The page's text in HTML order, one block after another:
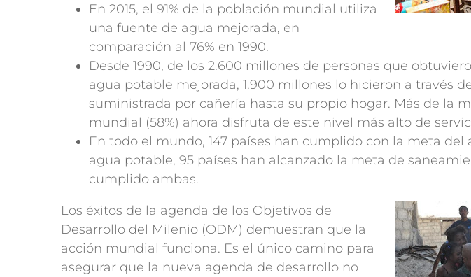
En 2015, el 91% de la población mundial utiliza
una fuente de agua mejorada, en
comparación al 76% en 1990.
Desde 1990, de los 2.600 millones de personas que
agua potable mejorada, 1.900 millones lo hicieron a través
suministrada por cañería hasta su propio hogar. Más de la
mundial (58%) ahora disfruta de este nivel más alto de
En todo el mundo, 147 países han cumplido con la meta del
agua potable, 95 países han alcanzado la meta de
cumplido ambas.
Los éxitos de la agenda de los Objetivos de
Desarrollo del Milenio (ODM) demuestran que la
acción mundial funciona. Es el único camino para
asegurar que la nueva agenda de desarrollo no